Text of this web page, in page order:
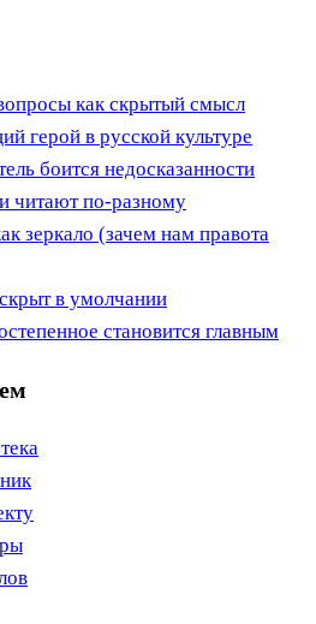
как скрытый смысл
герой в русской культуре
боится недосказанности
читают по-разному
зеркало (зачем нам правота
в умолчании
становится главным